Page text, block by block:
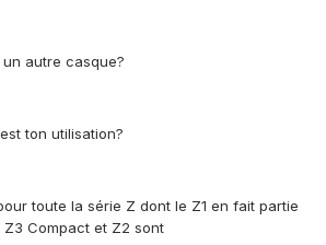
autre casque?
ton utilisation?
toute la série Z dont le Z1 en fait partie
Compact et Z2 sont